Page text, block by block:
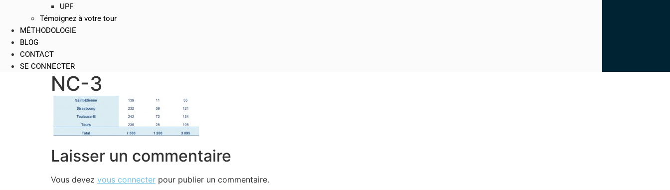
UPF
Témoignez à votre tour
MÉTHODOLOGIE
BLOG
CONTACT
SE CONNECTER
NC-3
Laisser un commentaire
Vous devez vous connecter pour publier un commentaire.